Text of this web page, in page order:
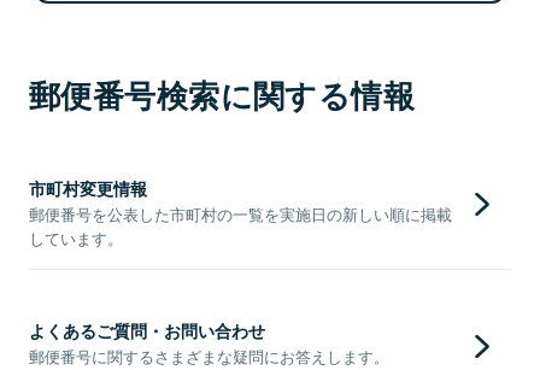
郵便番号検索に関する情報
市町村変更情報
郵便番号を公表した市町村の一覧を実施日の新しい順に掲載
しています。
よくあるご質問・お問い合わせ
郵便番号に関するさまざまな疑問にお答えします。